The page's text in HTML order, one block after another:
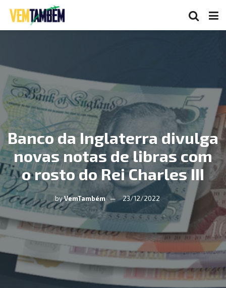
Banco da Inglaterra divulga
novas notas de libras com
o rosto do Rei Charles III
byVemTambém 23/12/2022